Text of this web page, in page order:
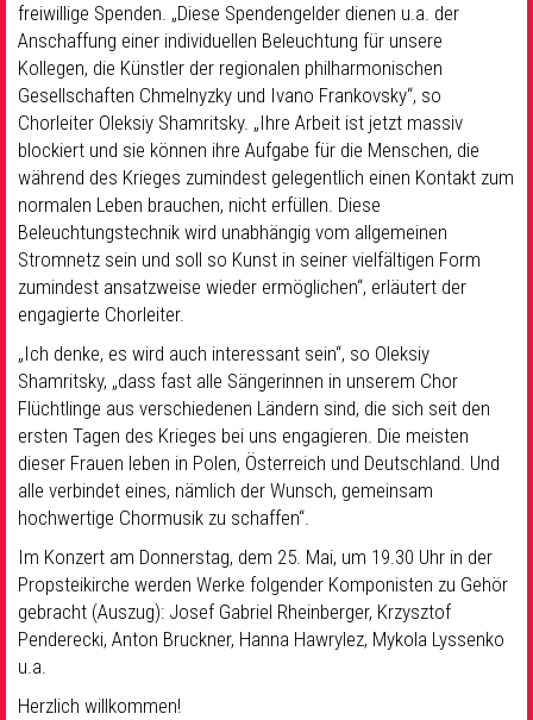
freiwillige Spenden. „Diese Spendengelder dienen u.a. der
Anschaffung einer individuellen Beleuchtung für unsere
Kollegen, die Künstler der regionalen philharmonischen
Gesellschaften Chmelnyzky und Ivano Frankovsky“, so
Chorleiter Oleksiy Shamritsky. „Ihre Arbeit ist jetzt massiv
blockiert und sie können ihre Aufgabe für die Menschen, die
während des Krieges zumindest gelegentlich einen Kontakt zum
normalen Leben brauchen, nicht erfüllen. Diese
Beleuchtungstechnik wird unabhängig vom allgemeinen
Stromnetz sein und soll so Kunst in seiner vielfältigen Form
zumindest ansatzweise wieder ermöglichen“, erläutert der
engagierte Chorleiter.
„Ich denke, es wird auch interessant sein“, so Oleksiy
Shamritsky, „dass fast alle Sängerinnen in unserem Chor
Flüchtlinge aus verschiedenen Ländern sind, die sich seit den
ersten Tagen des Krieges bei uns engagieren. Die meisten
dieser Frauen leben in Polen, Österreich und Deutschland. Und
alle verbindet eines, nämlich der Wunsch, gemeinsam
hochwertige Chormusik zu schaffen“.
Im Konzert am Donnerstag, dem 25. Mai, um 19.30 Uhr in der
Propsteikirche werden Werke folgender Komponisten zu Gehör
gebracht (Auszug): Josef Gabriel Rheinberger, Krzysztof
Penderecki, Anton Bruckner, Hanna Hawrylez, Mykola Lyssenko
u.a.
Herzlich willkommen!